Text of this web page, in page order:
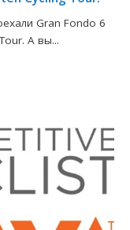
Gran Fondo 6
А вы...